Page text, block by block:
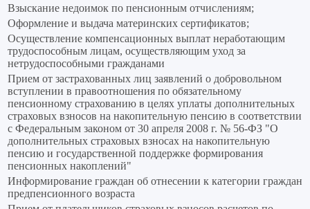
Взыскание недоимок по пенсионным отчислениям;
Оформление и выдача материнских сертификатов;
Осуществление компенсационных выплат неработающим
трудоспособным лицам, осуществляющим уход за
нетрудоспособными гражданами
Прием от застрахованных лиц заявлений о добровольном
вступлении в правоотношения по обязательному
пенсионному страхованию в целях уплаты дополнительных
страховых взносов на накопительную пенсию в соответствии
с Федеральным законом от 30 апреля 2008 г. № 56-ФЗ "О
дополнительных страховых взносах на накопительную
пенсию и государственной поддержке формирования
пенсионных накоплений"
Информирование граждан об отнесении к категории граждан
предпенсионного возраста